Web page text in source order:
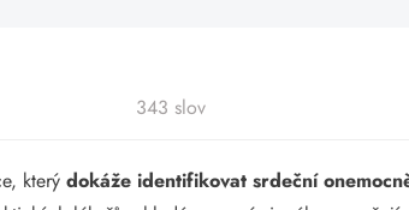
343 slov
kterýdokáže identifikovat srdeční